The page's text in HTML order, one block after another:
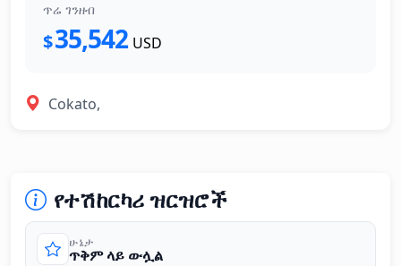
ጥሬ ገንዘብ
$35,542 USD
Cokato,
የተሽከርካሪ ዝርዝሮች
ሁኔታ
ጥቅም ላይ ውሏል